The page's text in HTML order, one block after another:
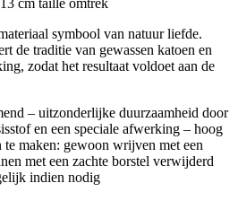
cm taille omtrek
symbool van natuur liefde.
de traditie van gewassen katoen en
zodat het resultaat voldoet aan de
– uitzonderlijke duurzaamheid door
en een speciale afwerking – hoog
maken: gewoon wrijven met een
met een zachte borstel verwijderd
indien nodig